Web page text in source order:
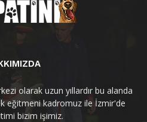
olarak uzun yıllardır bu alanda
eğitmeni kadromuz ile İzmir'de
bizim işimiz.